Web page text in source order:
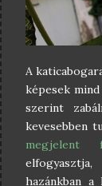
A
képesek
szerint
kevesebben
megjelent
hazánkban a